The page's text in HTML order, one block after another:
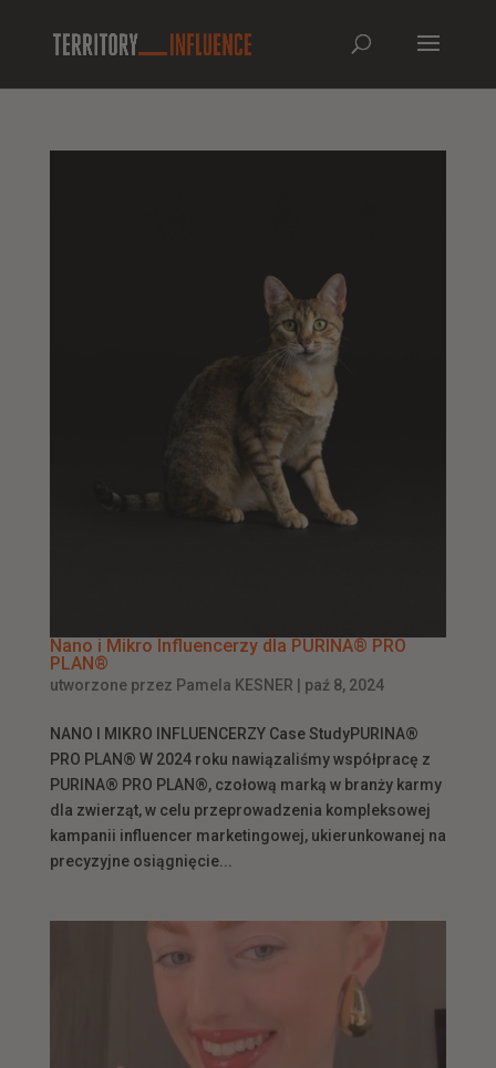
Nano i Mikro Influencerzy dla PURINA® PRO
PLAN®
utworzone przez Pamela KESNER paź 8, 2024
NANO I MIKRO INFLUENCERZY Case StudyPURINA®
PRO PLAN® W 2024 roku nawiązaliśmy współpracę z
PURINA® PRO PLAN®, czołową marką w branży karmy
dla zwierząt, w celu przeprowadzenia kompleksowej
kampanii influencer marketingowej, ukierunkowanej na
precyzyjne osiągnięcie...